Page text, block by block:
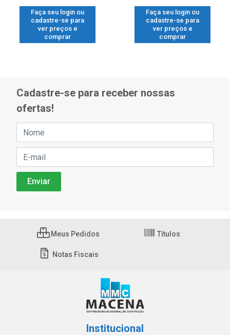
Faça seu login ou
cadastre-se para
ver preços e
comprar
Faça seu login ou
cadastre-se para
ver preços e
comprar
Cadastre-se para receber nossas
ofertas!
Meus Pedidos Títulos
Notas Fiscais
Institucional